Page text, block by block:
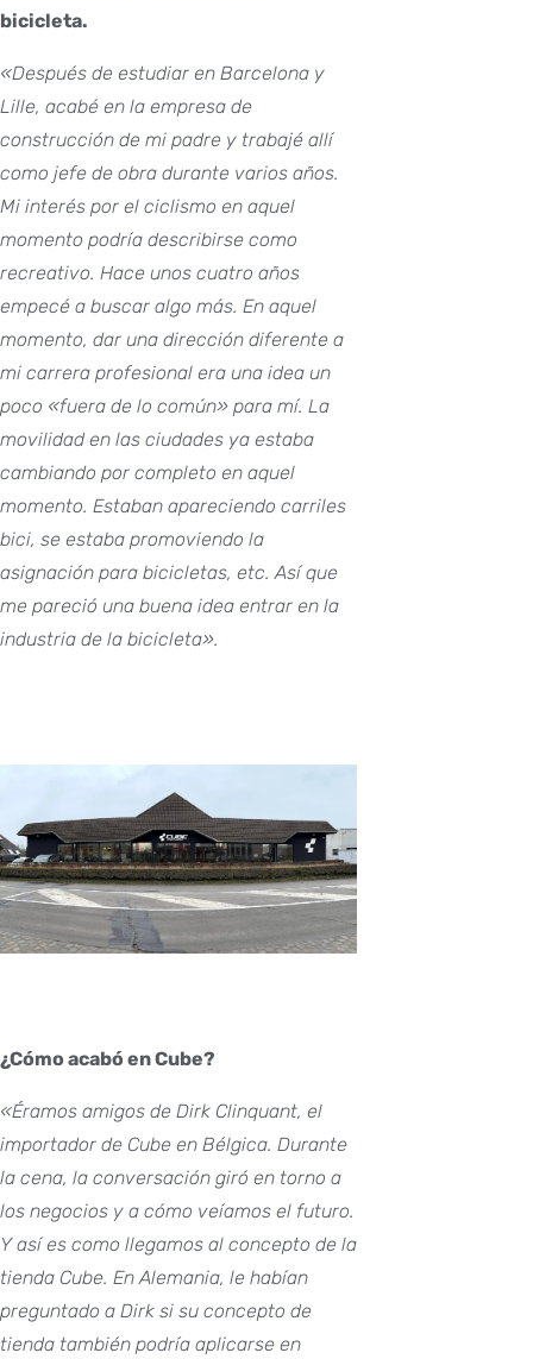
bicicleta.
«Después de estudiar en Barcelona y
Lille, acabé en la empresa de
construcción de mi padre y trabajé allí
como jefe de obra durante varios años.
Mi interés por el ciclismo en aquel
momento podría describirse como
recreativo. Hace unos cuatro años
empecé a buscar algo más. En aquel
momento, dar una dirección diferente a
mi carrera profesional era una idea un
poco «fuera de lo común» para mí. La
movilidad en las ciudades ya estaba
cambiando por completo en aquel
momento. Estaban apareciendo carriles
bici, se estaba promoviendo la
asignación para bicicletas, etc. Así que
me pareció una buena idea entrar en la
industria de la bicicleta».
¿Cómo acabó en Cube?
«Éramos amigos de Dirk Clinquant, el
importador de Cube en Bélgica. Durante
la cena, la conversación giró en torno a
los negocios y a cómo veíamos el futuro.
Y así es como llegamos al concepto de la
tienda Cube. En Alemania, le habían
preguntado a Dirk si su concepto de
tienda también podría aplicarse en